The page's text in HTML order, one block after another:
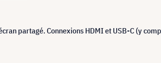
partagé. Connexions HDMI et USB-C (y